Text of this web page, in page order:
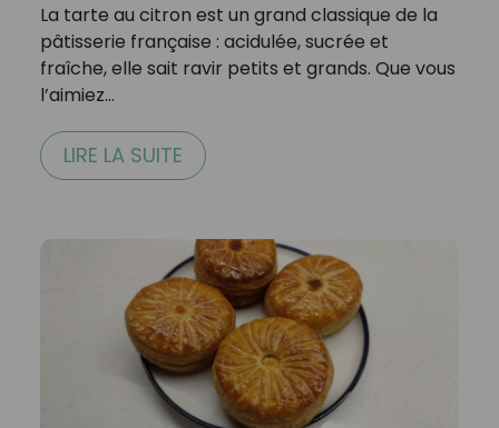
La tarte au citron est un grand classique de la
pâtisserie française : acidulée, sucrée et
fraîche, elle sait ravir petits et grands. Que vous
l’aimiez…
LIRE LA SUITE